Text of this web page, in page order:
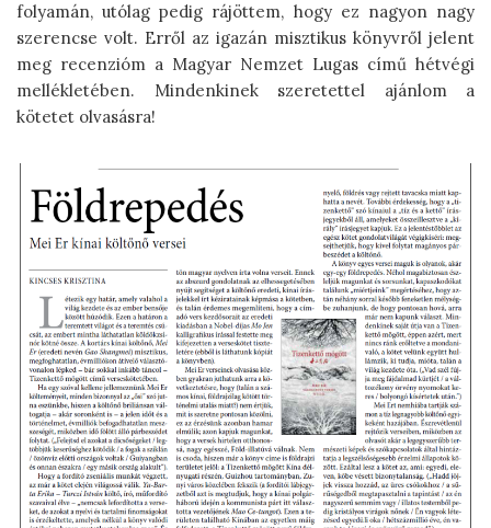
folyamán, utólag pedig rájöttem, hogy ez nagyon nagy
szerencse volt. Erről az igazán misztikus könyvről jelent
meg recenzióm a Magyar Nemzet Lugas című hétvégi
mellékletében. Mindenkinek szeretettel ajánlom a
kötetet olvasásra!